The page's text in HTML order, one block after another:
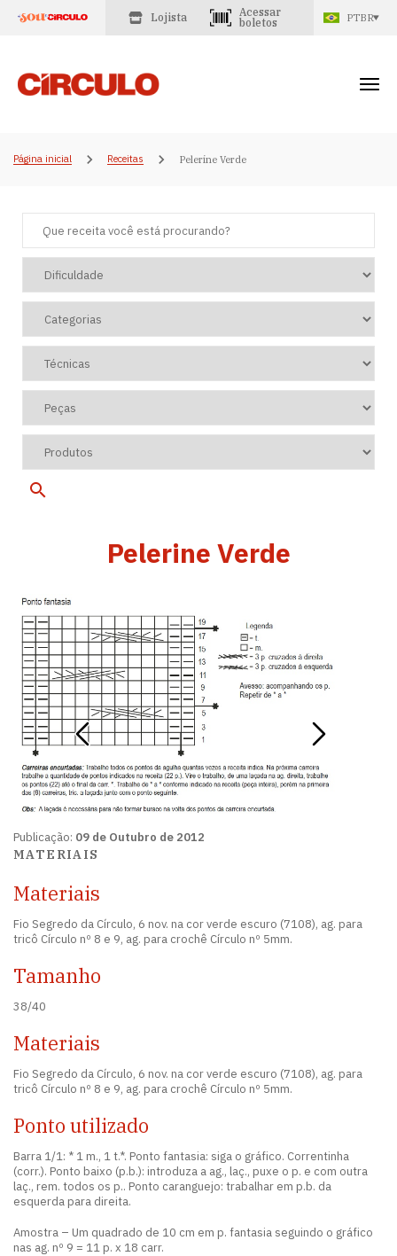
Lojista
Acessar
boletos
PTBR
Página inicial Receitas Pelerine Verde
Pelerine Verde
Publicação: 09 de Outubro de 2012
MATERIAIS
Materiais
Fio Segredo da Círculo, 6 nov. na cor verde escuro (7108), ag. para
tricô Círculo nº 8 e 9, ag. para crochê Círculo nº 5mm.
Tamanho
38/40
Materiais
Fio Segredo da Círculo, 6 nov. na cor verde escuro (7108), ag. para
tricô Círculo nº 8 e 9, ag. para crochê Círculo nº 5mm.
Ponto utilizado
Barra 1/1: * 1 m., 1 t.*. Ponto fantasia: siga o gráfico. Correntinha
(corr.). Ponto baixo (p.b.): introduza a ag., laç., puxe o p. e com outra
laç., rem. todos os p.. Ponto caranguejo: trabalhar em p.b. da
esquerda para direita.
Amostra – Um quadrado de 10 cm em p. fantasia seguindo o gráfico
nas ag. nº 9 = 11 p. x 18 carr.